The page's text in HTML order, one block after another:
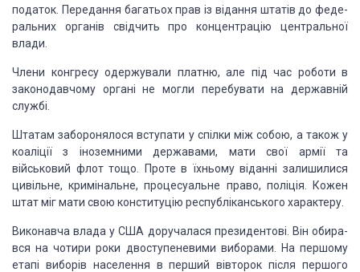
податок. Передання багатьох прав із відання штатів до феде­
ральних органів свідчить про концентрацію центральної
влади.
Члени конгресу одержували платню, але під час роботи в
зако­нодавчому органі не могли перебувати на державній
службі.
Штатам заборонялося вступати у спілки між собою, а також у
коаліції з іноземними державами, мати свої армії та
військовий флоттощо. Проте в їхньому віданні залишилися
цивільне, кримі­нальне, процесуальне право, поліція. Кожен
штат міг мати свою конституцію республіканського характеру.
Виконавча влада у США доручалася президентові. Він обира­
вся на чотири роки двоступеневими виборами. На першому
етапі виборів населення в перший вівторок після першого